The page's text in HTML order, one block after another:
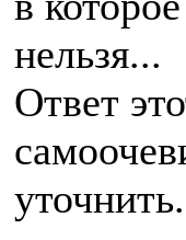
нельзя...
Ответ